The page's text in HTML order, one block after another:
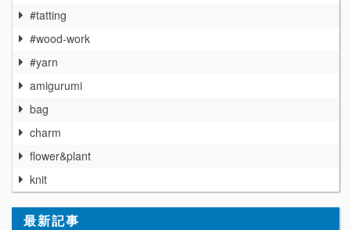
#tatting
#wood-work
#yarn
amigurumi
bag
charm
flower&plant
knit
最新記事